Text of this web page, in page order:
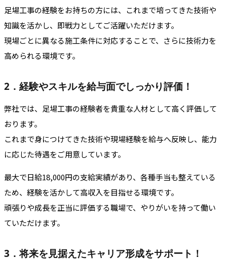
足場工事の経験をお持ちの方には、これまで培ってきた技術や
知識を活かし、即戦力としてご活躍いただけます。
現場ごとに異なる施工条件に対応することで、さらに技術力を
高められる環境です。
2．経験やスキルを給与面でしっかり評価！
弊社では、足場工事の経験者を貴重な人材として高く評価して
おります。
これまで身につけてきた技術や現場経験を給与へ反映し、能力
に応じた待遇をご用意しています。
最大で日給18,000円の支給実績があり、各種手当も整えている
ため、経験を活かして高収入を目指せる環境です。
頑張りや成長を正当に評価する職場で、やりがいを持って働い
ていただけます。
3．将来を見据えたキャリア形成をサポート！